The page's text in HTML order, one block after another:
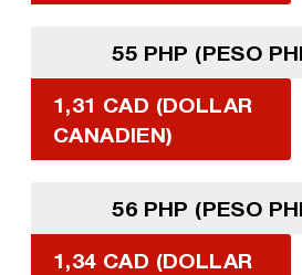
55 PHP (PESO
1,31 CAD (DOLLAR
CANADIEN)
56 PHP (PESO
1,34 CAD (DOLLAR